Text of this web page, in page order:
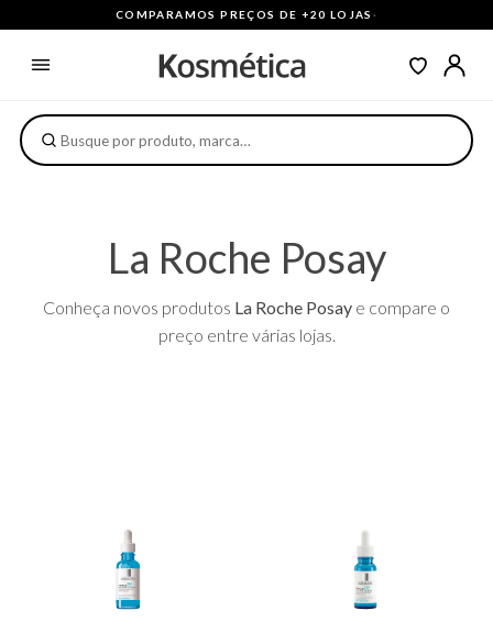
COMPARAMOS PREÇOS DE +20 LOJAS ·
La Roche Posay
Conheça novos produtos La Roche Posay e compare o
preço entre várias lojas.